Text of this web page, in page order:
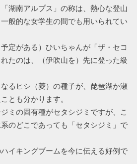
湖南アルプス」の称は、熱心な登山
般的な女学生の間でも用いられてい
定がある）ひいちゃんが「ザ・セコ
たのは、（伊吹山を）先に登った級
るヒシ（菱）の種子が、琵琶湖か瀬
とも分かります。
ミの固有種がセタシジミですが、こ
のどこであっても「セタシジミ」で
イキングブームを今に伝える好例で